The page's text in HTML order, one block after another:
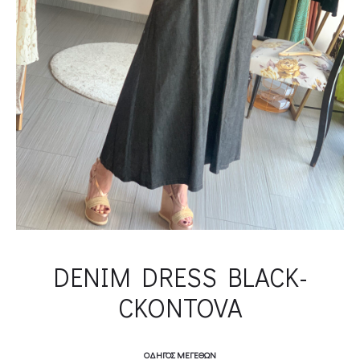
DENIM DRESS BLACK-
CKONTOVA
ΟΔΗΓΌΣ ΜΕΓΕΘΏΝ